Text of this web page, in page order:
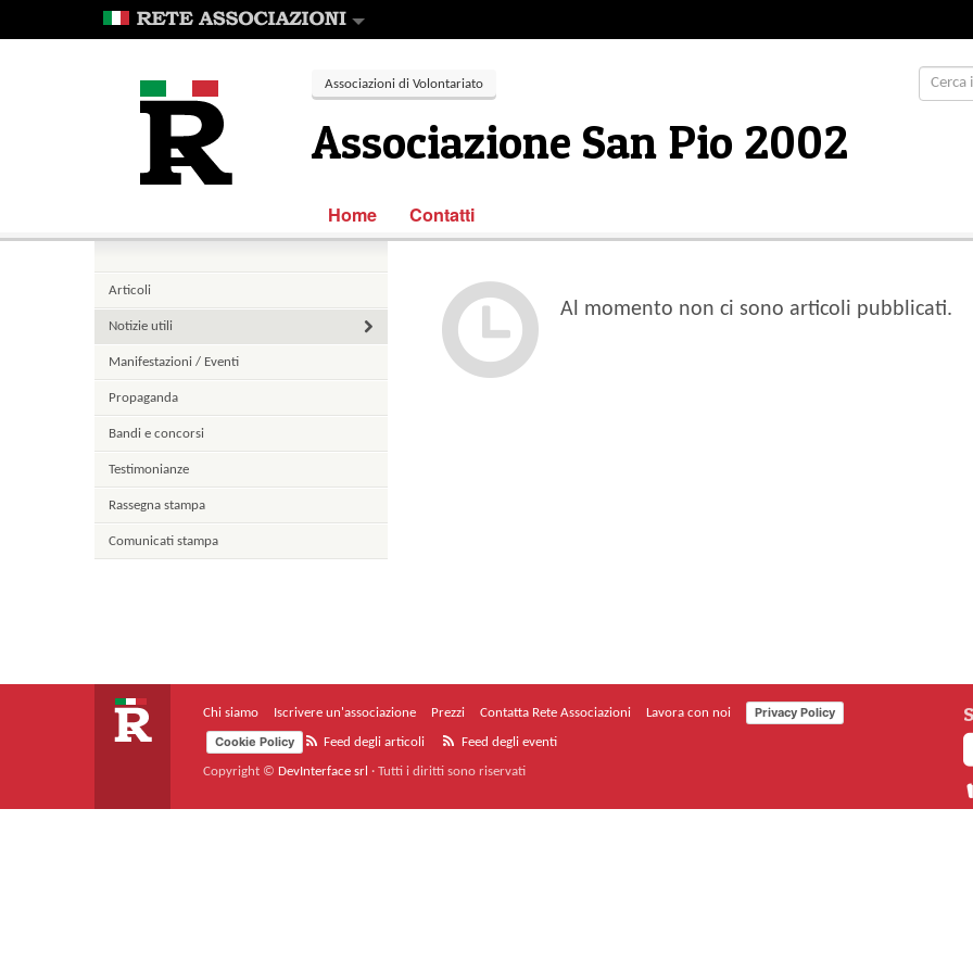
Associazioni di Volontariato
Associazione San Pio 2002
Home Contatti
Articoli
Notizie utili
Manifestazioni / Eventi
Propaganda
Bandi e concorsi
Testimonianze
Rassegna stampa
Comunicati stampa
Al momento non ci sono articoli pubblicati.
Chi siamo Iscrivere un'associazione Prezzi Contatta Rete Associazioni Lavora con noi
Privacy Policy
Cookie Policy
Feed degli articoli Feed degli eventi
Copyright © DevInterface srl · Tutti i diritti sono riservati